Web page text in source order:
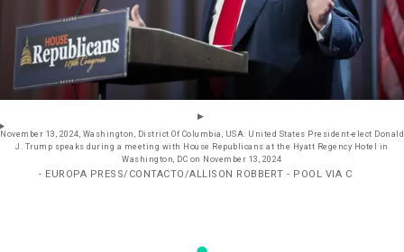
November 13, 2024, Washington, District Of Columbia, USA: United States President-elect Donald
J. Trump speaks during a meeting with House Republicans at the Hyatt Regency Hotel in
Washington, DC on November 13, 2024
- EUROPA PRESS/CONTACTO/ALLISON ROBBERT - POOL VIA C